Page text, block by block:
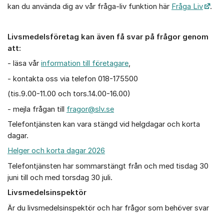
kan du använda dig av vår fråga-liv funktion här Fråga Liv .
Livsmedelsföretag kan även få svar på frågor genom
att:
- läsa vår information till företagare,
- kontakta oss via telefon 018-175500
(tis.9.00-11.00 och tors.14.00-16.00)
- mejla frågan till fragor@slv.se
Telefontjänsten kan vara stängd vid helgdagar och korta
dagar.
Helger och korta dagar 2026
Telefontjänsten har sommarstängt från och med tisdag 30
juni till och med torsdag 30 juli.
Livsmedelsinspektör
Är du livsmedelsinspektör och har frågor som behöver svar